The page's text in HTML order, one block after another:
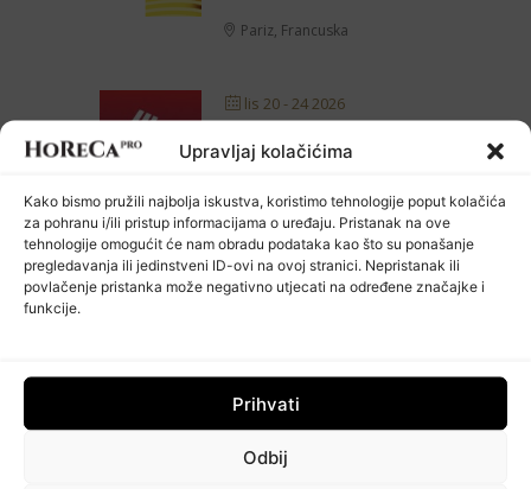
Upravljaj kolačićima
Kako bismo pružili najbolja iskustva, koristimo tehnologije poput kolačića
za pohranu i/ili pristup informacijama o uređaju. Pristanak na ove
tehnologije omogućit će nam obradu podataka kao što su ponašanje
pregledavanja ili jedinstveni ID-ovi na ovoj stranici. Nepristanak ili
povlačenje pristanka može negativno utjecati na određene značajke i
funkcije.
Prihvati
Odbij
Pariz, Francuska
lis 20 - 24 2026
HORECA ADRIA
Zagrebački velesajam
STUDENI 2026
Nürnberg, NJemačka